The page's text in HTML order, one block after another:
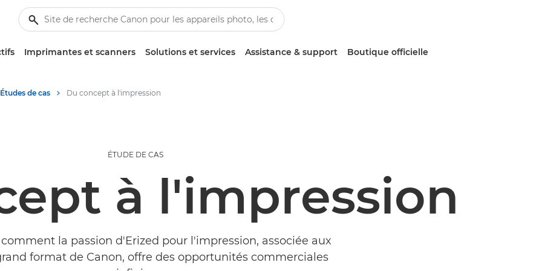
Imprimantes et scanners Solutions et services Assistance & support Boutique officielle
Études de cas Du concept à l'impression
ÉTUDE DE CAS
à l'impression
la passion d'Erized pour l'impression, associée aux
format de Canon, offre des opportunités commerciales